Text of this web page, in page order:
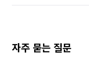
자주 묻는 질문